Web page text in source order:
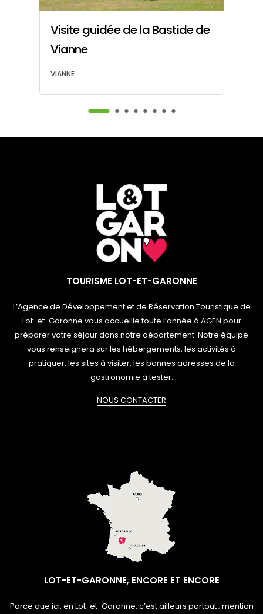
Visite guidée de la Bastide de
Vianne
VIANNE
TOURISME LOT-ET-GARONNE
L’Agence de Développement et de Réservation Touristique de
Lot-et-Garonne vous accueille toute l’année à AGEN pour
préparer votre séjour dans notre département. Notre équipe
vous renseignera sur les hébergements, les activités à
pratiquer, les sites à visiter, les bonnes adresses de la
gastronomie à tester.
NOUS CONTACTER
LOT-ET-GARONNE, ENCORE ET ENCORE
Parce que ici, en Lot-et-Garonne, c’est ailleurs partout ; mention